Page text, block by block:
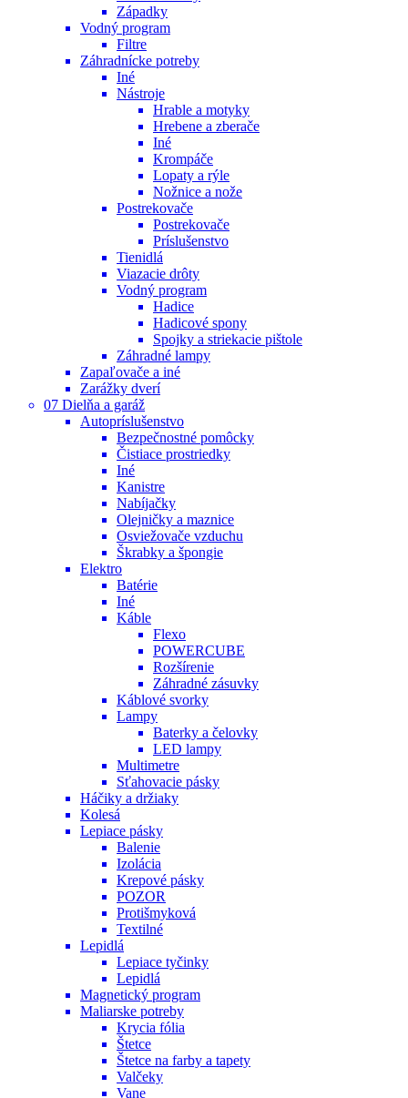
Západky
Vodný program
Filtre
Záhradnícke potreby
Iné
Nástroje
Hrable a motyky
Hrebene a zberače
Iné
Krompáče
Lopaty a rýle
Nožnice a nože
Postrekovače
Postrekovače
Príslušenstvo
Tienidlá
Viazacie drôty
Vodný program
Hadice
Hadicové spony
Spojky a striekacie pištole
Záhradné lampy
Zapaľovače a iné
Zarážky dverí
07 Dielňa a garáž
Autopríslušenstvo
Bezpečnostné pomôcky
Čistiace prostriedky
Iné
Kanistre
Nabíjačky
Olejničky a maznice
Osviežovače vzduchu
Škrabky a špongie
Elektro
Batérie
Iné
Káble
Flexo
POWERCUBE
Rozšírenie
Záhradné zásuvky
Káblové svorky
Lampy
Baterky a čelovky
LED lampy
Multimetre
Sťahovacie pásky
Háčiky a držiaky
Kolesá
Lepiace pásky
Balenie
Izolácia
Krepové pásky
POZOR
Protišmyková
Textilné
Lepidlá
Lepiace tyčinky
Lepidlá
Magnetický program
Maliarske potreby
Krycia fólia
Štetce
Štetce na farby a tapety
Valčeky
Vane